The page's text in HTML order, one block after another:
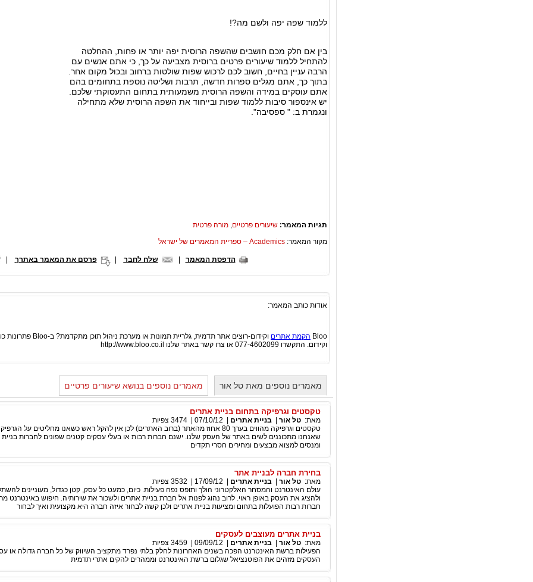
ללמוד שפה יפה ולשם מה?!
בין אם חלק מכם חושבים שהשפה הרוסית יפה יותר או פחות, ההחלטה
להתחיל ללמוד שיעורים פרטים ברוסית מצביעה על כך, כי אתם אנשים עם
הרבה עניין בחיים, חשוב לכם לרכוש שפות שולטות ברחוב ובכול מקום אחר.
בתוך כך, אתם מגלים ספרות חדשה, תרבות ושליטה נוספת בתחומים בהם
אתם עוסקים במידה והשפה הרוסית משמעותית בתחום התעסוקתי שלכם.
יש אינספור סיבות ללמוד שפות ובייחוד את השפה הרוסית שלא מתחילה
ונגמרת ב: " ספסיבה".
תגיות המאמר: שיעורים פרטיים, מורה פרטית
מקור המאמר: Academics – ספריית המאמרים של ישראל
הדפסת המאמר שלח לחבר פרסם את המאמר באתרך |
אודות כותב המאמר:
Bloo הקמת אתרים וקידום-רוצים אתר תדמית, גלריית תמונות או מערכת ניהול תוכן מתקדמת? ב-Bloo פתרונות כוללים לעסק – אתרי אינטרנט , תכנים
וקידום. התקשרו 077-4602099 או צרו קשר באתר שלנו http://www.bloo.co.il
מאמרים נוספים מאת טל אור מאמרים נוספים בנושא שיעורים פרטיים
טקסטים וגרפיקה בתחום בניית אתרים
מאת: טל אור בניית אתרים 07/10/12
3474 צפיות
טקסטים וגרפיקה מהווים בערך 80 אחוז מהאתר (ברוב האתרים) לכן אין להקל ראש כשאנו מחליטים על
שאנחנו מתכוננים לשים באתר של העסק שלנו. ישנם חברות רבות או בעלי עסקים קטנים שפונים לחברות
ומנסים למצוא מבצעים ומחירים חסרי תקדים
בחירת חברה לבניית אתר
מאת: טל אור בניית אתרים 17/09/12
3532 צפיות
עולם האינטרנט והמסחר האלקטרוני הולך ותופס נפח פעילות. כיום, כמעט כל עסק, קטן כגדול, מעוניינים
ולהציג את העסק באופן ראוי. לרוב נהוג לפנות אל חברת בניית אתרים ולשכור את שירותיה. חיפוש באינטרנט
חברות רבות הפועלות בתחום ומציעות בניית אתרים ולכן קשה לבחור איזה חברה היא מקצועית ואיך לבחור
בניית אתרים מעוצבים לעסקים
מאת: טל אור בניית אתרים 09/09/12
3459 צפיות
הפעילות ברשת האינטרנט הפכה בשנים האחרונות לחלק בלתי נפרד מתקציב השיווק של כל חברה גדולה או
העסקים מזהים את הפוטנציאל שגלום ברשת האינטרנט וממהרים להקים אתרי תדמית